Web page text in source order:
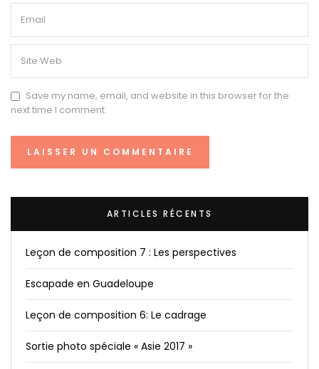
Save my name, email, and website in this browser for the
next time I comment.
ARTICLES RÉCENTS
Leçon de composition 7 : Les perspectives
Escapade en Guadeloupe
Leçon de composition 6: Le cadrage
Sortie photo spéciale « Asie 2017 »